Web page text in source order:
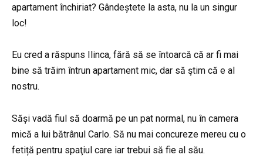
apartament închiriat? Gândeștete la asta, nu la un singur
loc!
Eu cred a răspuns Ilinca, fără să se întoarcă că ar fi mai
bine să trăim întrun apartament mic, dar să ştim că e al
nostru.
Săși vadă fiul să doarmă pe un pat normal, nu în camera
mică a lui bătrânul Carlo. Să nu mai concureze mereu cu o
fetiță pentru spaţiul care iar trebui să fie al său.